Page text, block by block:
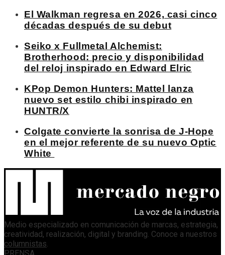
El Walkman regresa en 2026, casi cinco
décadas después de su debut
Seiko x Fullmetal Alchemist:
Brotherhood: precio y disponibilidad
del reloj inspirado en Edward Elric
KPop Demon Hunters: Mattel lanza
nuevo set estilo chibi inspirado en
HUNTR/X
Colgate convierte la sonrisa de J-Hope
en el mejor referente de su nuevo Optic
White
Medio especializado en comunicación de marcas, estrategia,
creatividad, realización, digital y branding. Conoce a nuestros
columnistas.